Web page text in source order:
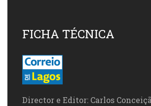
FICHA TÉCNICA
Director e Editor: Carlos